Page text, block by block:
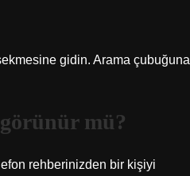
gidin. Arama çubuğuna
mü?
rehberinizden bir kişiyi